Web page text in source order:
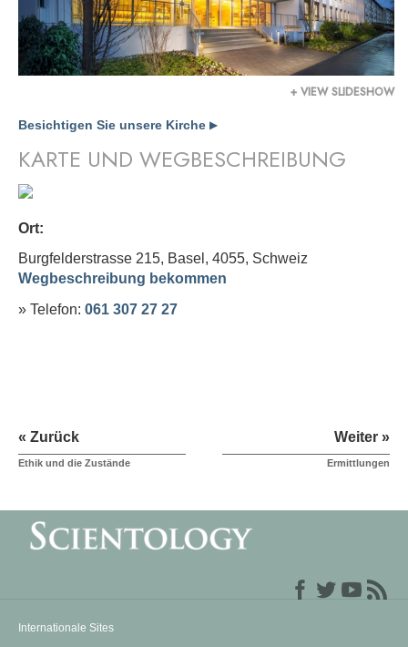
+ VIEW SLIDESHOW
Besichtigen Sie unsere Kirche ▶
KARTE UND WEGBESCHREIBUNG
Ort:
Burgfelderstrasse 215, Basel, 4055, Schweiz
Wegbeschreibung bekommen
» Telefon: 061 307 27 27
« Zurück
Ethik und die Zustände
Weiter »
Ermittlungen
Internationale Sites